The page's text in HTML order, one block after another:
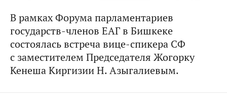
В рамках Форума парламентариев
государств-членов ЕАГ в Бишкеке
состоялась встреча вице-спикера СФ
с заместителем Председателя Жогорку
Кенеша Киргизии Н. Азыгалиевым.